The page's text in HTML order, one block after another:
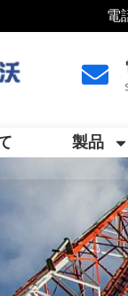
電
製品